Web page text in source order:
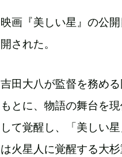
映画『美しい星』の公
開された。
吉田大八が監督を務め
もとに、物語の舞台を
して覚醒し、「美しい
は火星人に覚醒する大